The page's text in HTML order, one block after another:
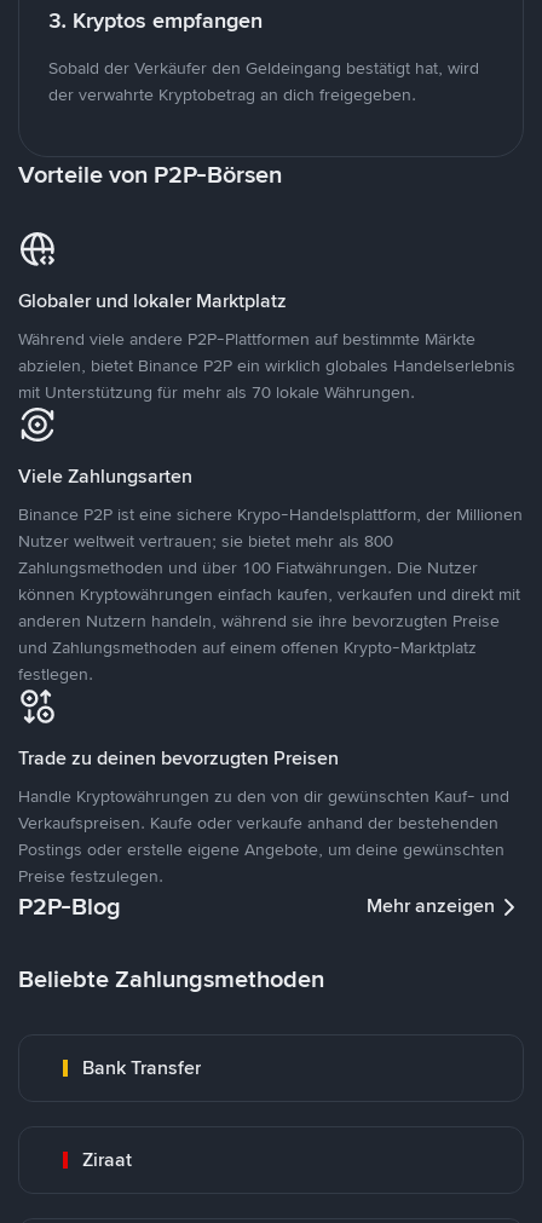
3. Kryptos empfangen
Sobald der Verkäufer den Geldeingang bestätigt hat, wird
der verwahrte Kryptobetrag an dich freigegeben.
Vorteile von P2P-Börsen
Globaler und lokaler Marktplatz
Während viele andere P2P-Plattformen auf bestimmte Märkte
abzielen, bietet Binance P2P ein wirklich globales Handelserlebnis
mit Unterstützung für mehr als 70 lokale Währungen.
Viele Zahlungsarten
Binance P2P ist eine sichere Krypo-Handelsplattform, der Millionen
Nutzer weltweit vertrauen; sie bietet mehr als 800
Zahlungsmethoden und über 100 Fiatwährungen. Die Nutzer
können Kryptowährungen einfach kaufen, verkaufen und direkt mit
anderen Nutzern handeln, während sie ihre bevorzugten Preise
und Zahlungsmethoden auf einem offenen Krypto-Marktplatz
festlegen.
Trade zu deinen bevorzugten Preisen
Handle Kryptowährungen zu den von dir gewünschten Kauf- und
Verkaufspreisen. Kaufe oder verkaufe anhand der bestehenden
Postings oder erstelle eigene Angebote, um deine gewünschten
Preise festzulegen.
P2P-Blog Mehr anzeigen
Beliebte Zahlungsmethoden
Bank Transfer
Ziraat